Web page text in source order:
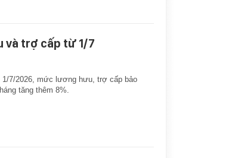
và trợ cấp từ 1/7
1/7/2026, mức lương hưu, trợ cấp bảo
tăng thêm 8%.